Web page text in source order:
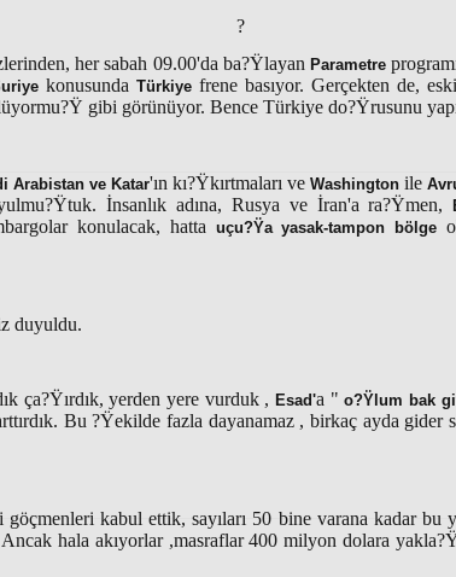
?
her sabah 09.00'da ba?Ÿlayan Parametre
konusundaTürkiye frene basıyor. Gerçekten de,
gibi görünüyor. Bence Türkiye do?Ÿrusunu
Arabistan ve Katar'ın kı?Ÿkırtmaları ve Washington ile
İnsanlık adına, Rusya ve İran'a ra?Ÿmen,
konulacak, hatta uçu?Ÿa yasak-tampon bölge
duyuldu.
ça?Ÿırdık, yerden yere vurduk , Esad'a "o?Ÿlum bak
Bu ?Ÿekilde fazla dayanamaz , birkaç ayda gider
göçmenleri kabul ettik, sayıları 50 bine varana kadar bu
Ancak hala akıyorlar ,masraflar 400 milyon dolara